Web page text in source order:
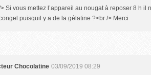
Si vous mettez l’appareil au nougat à reposer 8 h il
puisquil y a de la gélatine ?<br /> Merci
Chocolatine 03/09/2019 08:29